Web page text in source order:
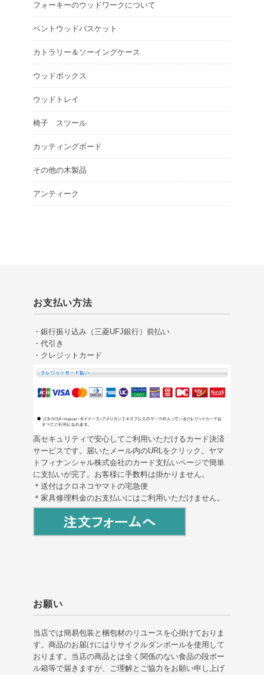
フォーキーのウッドワークについて
ベントウッドバスケット
カトラリー＆ソーイングケース
ウッドボックス
ウッドトレイ
椅子 スツール
カッティングボード
その他の木製品
アンティーク
お支払い方法
・銀行振り込み（三菱UFJ銀行）前払い
・代引き
・クレジットカード
高セキュリティで安心してご利用いただけるカード決済
サービスです。届いたメール内のURLをクリック。ヤマ
トフィナンシャル株式会社のカード支払いページで簡単
に支払いが完了。お客様に手数料は掛かりません。
＊送付はクロネコヤマトの宅急便
＊家具修理料金のお支払いにはご利用いただけません。
お願い
当店では簡易包装と梱包材のリユースを心掛けておりま
す。商品のお届けにはリサイクルダンボールを使用して
おります。当店の商品とは全く関係のない食品の段ボー
ル箱等で届きますが、ご理解とご協力をお願い申し上げ